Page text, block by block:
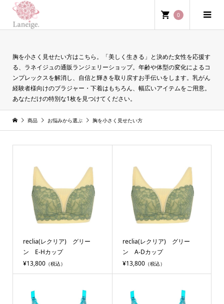
0
胸を小さく見せたい方はこちら。「美しく生きる」と決めた女性を応援す
る、ラネイジュの通販ランジェリーショップ。年齢や体型の変化によるコ
ンプレックスを解消し、自信と輝きを取り戻すお手伝いをします。乳がん
経験者様向けのブラジャー・下着はもちろん、幅広いアイテムをご用意。
あなただけの特別な1枚を見つけてください。
商品 お悩みから選ぶ 胸を小さく見せたい方
reclia(レクリア) グリー
ン E-Hカップ
¥13,800（税込）
reclia(レクリア) グリー
ン A-Dカップ
¥13,800（税込）